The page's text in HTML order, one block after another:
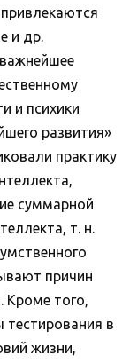
и др.
и психики
развития»
практику
суммарной
т. н.
причин
Кроме того,
тестирования в
жизни,